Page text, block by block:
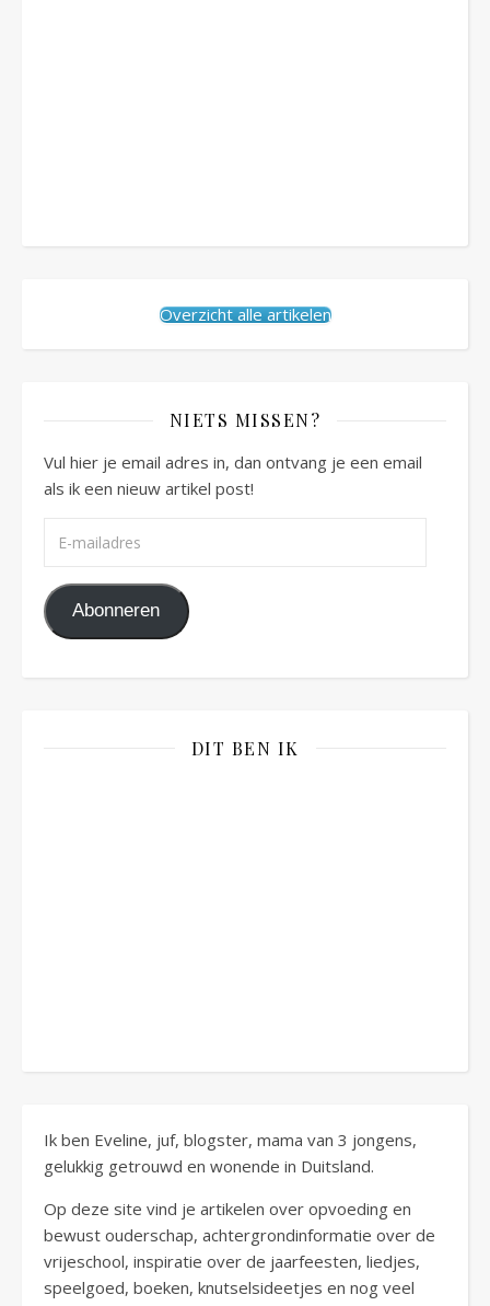
Overzicht alle artikelen
NIETS MISSEN?
Vul hier je email adres in, dan ontvang je een email
als ik een nieuw artikel post!
Abonneren
DIT BEN IK
Ik ben Eveline, juf, blogster, mama van 3 jongens,
gelukkig getrouwd en wonende in Duitsland.
Op deze site vind je artikelen over opvoeding en
bewust ouderschap, achtergrondinformatie over de
vrijeschool, inspiratie over de jaarfeesten, liedjes,
speelgoed, boeken, knutselsideetjes en nog veel